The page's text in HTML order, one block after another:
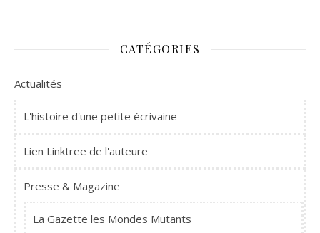
CATÉGORIES
Actualités
L'histoire d'une petite écrivaine
Lien Linktree de l'auteure
Presse & Magazine
La Gazette les Mondes Mutants